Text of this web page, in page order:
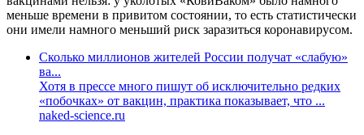
меньше времени в привитом состоянии, то есть статистически
они имели намного меньший риск заразиться коронавирусом.
Сколько миллионов жителей России получат «слабую»
ва...
Хотя в прессе много пишут об исключительно редких
«побочках» от вакцин, практика показывает, что ...
naked-science.ru